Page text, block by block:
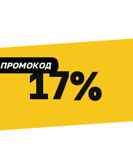
ПРОМОКОД17%